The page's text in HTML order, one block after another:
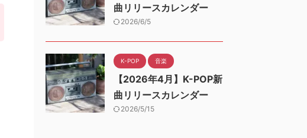
曲リリースカレンダー
2026/6/5
K-POP 音楽
【2026年4月】K-POP新
曲リリースカレンダー
2026/5/15